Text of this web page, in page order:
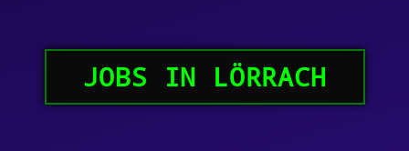
JOBS IN LÖRRACH